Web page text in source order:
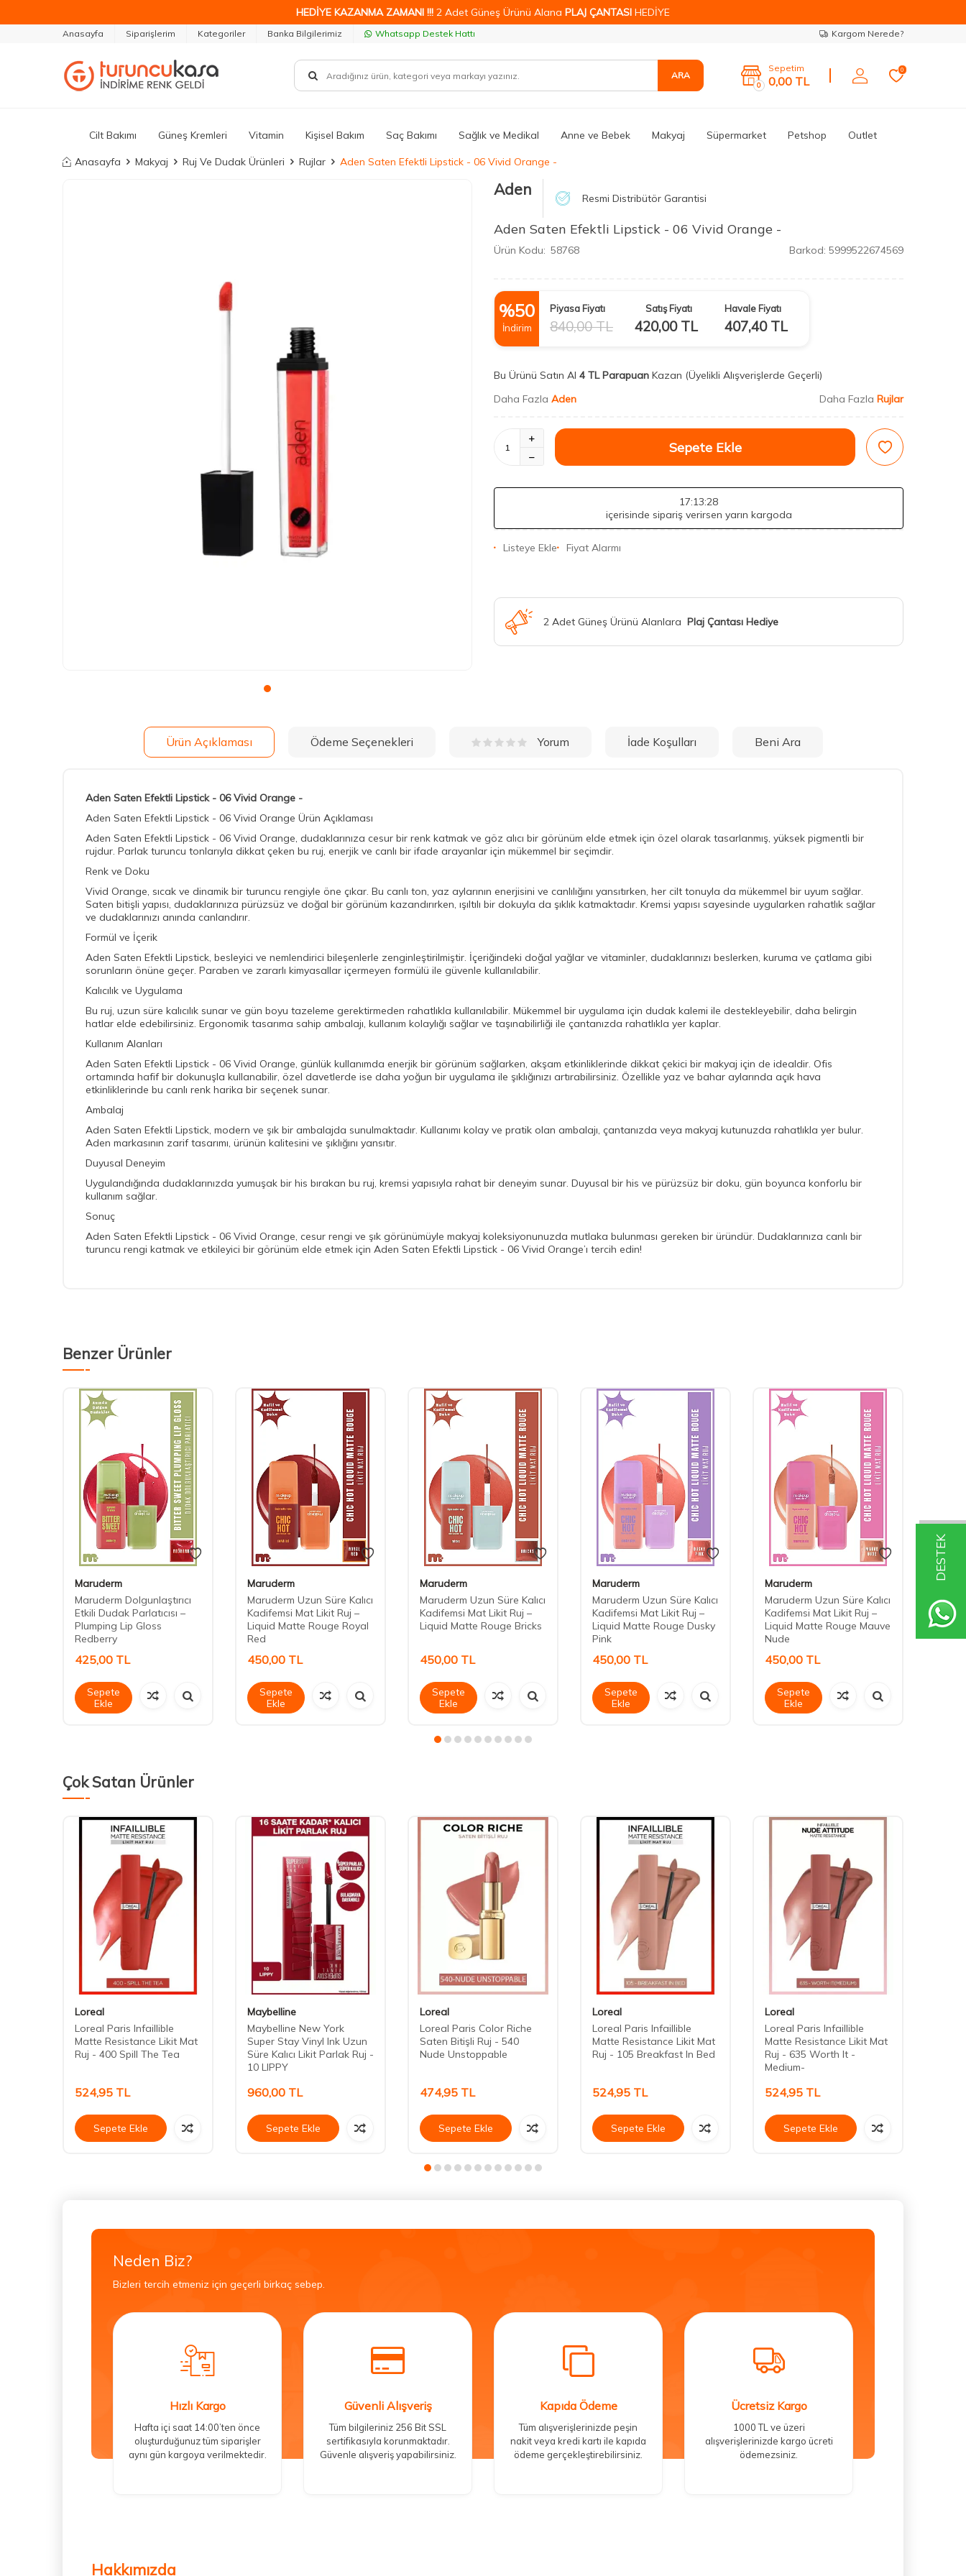
DESTEK
HEDİYE KAZANMA ZAMANI !!! 2 Adet Güneş Ürünü Alana PLAJ ÇANTASI HEDİYE
Anasayfa Siparişlerim Kategoriler Banka Bilgilerimiz Whatsapp Destek Hattı Kargom Nerede?
ARA
0
Sepetim
0,00 TL
0
Cilt Bakımı Güneş Kremleri Vitamin Kişisel Bakım Saç Bakımı Sağlık ve Medikal Anne ve Bebek Makyaj Süpermarket Petshop Outlet
Anasayfa Makyaj Ruj Ve Dudak Ürünleri Rujlar Aden Saten Efektli Lipstick - 06 Vivid Orange -
Aden Resmi Distribütör Garantisi
Aden Saten Efektli Lipstick - 06 Vivid Orange -
Ürün Kodu: 58768 Barkod: 5999522674569
%50
İndirim
Piyasa Fiyatı
840,00TL
Satış Fiyatı
420,00TL
Havale Fiyatı
407,40TL
Bu Ürünü Satın Al 4 TL Parapuan Kazan (Üyelikli Alışverişlerde Geçerli)
Daha Fazla Aden Daha Fazla Rujlar
Sepete Ekle
17:13:27
içerisinde sipariş verirsen yarın kargoda
Listeye Ekle Fiyat Alarmı
2 Adet Güneş Ürünü Alanlara Plaj Çantası Hediye
Ürün Açıklaması Ödeme Seçenekleri Yorum İade Koşulları Beni Ara
Aden Saten Efektli Lipstick - 06 Vivid Orange -
Aden Saten Efektli Lipstick - 06 Vivid Orange Ürün Açıklaması
Aden Saten Efektli Lipstick - 06 Vivid Orange, dudaklarınıza cesur bir renk katmak ve göz alıcı bir görünüm elde etmek için özel olarak tasarlanmış, yüksek pigmentli bir
rujdur. Parlak turuncu tonlarıyla dikkat çeken bu ruj, enerjik ve canlı bir ifade arayanlar için mükemmel bir seçimdir.
Renk ve Doku
Vivid Orange, sıcak ve dinamik bir turuncu rengiyle öne çıkar. Bu canlı ton, yaz aylarının enerjisini ve canlılığını yansıtırken, her cilt tonuyla da mükemmel bir uyum sağlar.
Saten bitişli yapısı, dudaklarınıza pürüzsüz ve doğal bir görünüm kazandırırken, ışıltılı bir dokuyla da şıklık katmaktadır. Kremsi yapısı sayesinde uygularken rahatlık sağlar
ve dudaklarınızı anında canlandırır.
Formül ve İçerik
Aden Saten Efektli Lipstick, besleyici ve nemlendirici bileşenlerle zenginleştirilmiştir. İçeriğindeki doğal yağlar ve vitaminler, dudaklarınızı beslerken, kuruma ve çatlama gibi
sorunların önüne geçer. Paraben ve zararlı kimyasallar içermeyen formülü ile güvenle kullanılabilir.
Kalıcılık ve Uygulama
Bu ruj, uzun süre kalıcılık sunar ve gün boyu tazeleme gerektirmeden rahatlıkla kullanılabilir. Mükemmel bir uygulama için dudak kalemi ile destekleyebilir, daha belirgin
hatlar elde edebilirsiniz. Ergonomik tasarıma sahip ambalajı, kullanım kolaylığı sağlar ve taşınabilirliği ile çantanızda rahatlıkla yer kaplar.
Kullanım Alanları
Aden Saten Efektli Lipstick - 06 Vivid Orange, günlük kullanımda enerjik bir görünüm sağlarken, akşam etkinliklerinde dikkat çekici bir makyaj için de idealdir. Ofis
ortamında hafif bir dokunuşla kullanabilir, özel davetlerde ise daha yoğun bir uygulama ile şıklığınızı artırabilirsiniz. Özellikle yaz ve bahar aylarında açık hava
etkinliklerinde bu canlı renk harika bir seçenek sunar.
Ambalaj
Aden Saten Efektli Lipstick, modern ve şık bir ambalajda sunulmaktadır. Kullanımı kolay ve pratik olan ambalajı, çantanızda veya makyaj kutunuzda rahatlıkla yer bulur.
Aden markasının zarif tasarımı, ürünün kalitesini ve şıklığını yansıtır.
Duyusal Deneyim
Uygulandığında dudaklarınızda yumuşak bir his bırakan bu ruj, kremsi yapısıyla rahat bir deneyim sunar. Duyusal bir his ve pürüzsüz bir doku, gün boyunca konforlu bir
kullanım sağlar.
Sonuç
Aden Saten Efektli Lipstick - 06 Vivid Orange, cesur rengi ve şık görünümüyle makyaj koleksiyonunuzda mutlaka bulunması gereken bir üründür. Dudaklarınıza canlı bir
turuncu rengi katmak ve etkileyici bir görünüm elde etmek için Aden Saten Efektli Lipstick - 06 Vivid Orange’ı tercih edin!
Benzer Ürünler
Maruderm
Maruderm Dolgunlaştırıcı
Etkili Dudak Parlatıcısı –
Plumping Lip Gloss
Redberry
425,00 TL
Sepete
Ekle
Maruderm
Maruderm Uzun Süre Kalıcı
Kadifemsi Mat Likit Ruj –
Liquid Matte Rouge Royal
Red
450,00 TL
Sepete
Ekle
Maruderm
Maruderm Uzun Süre Kalıcı
Kadifemsi Mat Likit Ruj –
Liquid Matte Rouge Bricks
450,00 TL
Sepete
Ekle
Maruderm
Maruderm Uzun Süre Kalıcı
Kadifemsi Mat Likit Ruj –
Liquid Matte Rouge Dusky
Pink
450,00 TL
Sepete
Ekle
Maruderm
Maruderm Uzun Süre Kalıcı
Kadifemsi Mat Likit Ruj –
Liquid Matte Rouge Mauve
Nude
450,00 TL
Sepete
Ekle
Çok Satan Ürünler
Loreal
Loreal Paris Infaillible
Matte Resistance Likit Mat
Ruj - 400 Spill The Tea
524,95 TL
Sepete Ekle
Maybelline
Maybelline New York
Super Stay Vinyl Ink Uzun
Süre Kalıcı Likit Parlak Ruj -
10 LIPPY
960,00 TL
Sepete Ekle
Loreal
Loreal Paris Color Riche
Saten Bitişli Ruj - 540
Nude Unstoppable
474,95 TL
Sepete Ekle
Loreal
Loreal Paris Infaillible
Matte Resistance Likit Mat
Ruj - 105 Breakfast In Bed
524,95 TL
Sepete Ekle
Loreal
Loreal Paris Infaillible
Matte Resistance Likit Mat
Ruj - 635 Worth It -
Medium-
524,95 TL
Sepete Ekle
Neden Biz?
Bizleri tercih etmeniz için geçerli birkaç sebep.
Hızlı Kargo
Hafta içi saat 14:00’ten önce
oluşturduğunuz tüm siparişler
aynı gün kargoya verilmektedir.
Güvenli Alışveriş
Tüm bilgileriniz 256 Bit SSL
sertifikasıyla korunmaktadır.
Güvenle alışveriş yapabilirsiniz.
Kapıda Ödeme
Tüm alışverişlerinizde peşin
nakit veya kredi kartı ile kapıda
ödeme gerçekleştirebilirsiniz.
Ücretsiz Kargo
1000 TL ve üzeri
alışverişlerinizde kargo ücreti
ödemezsiniz.
Hakkımızda